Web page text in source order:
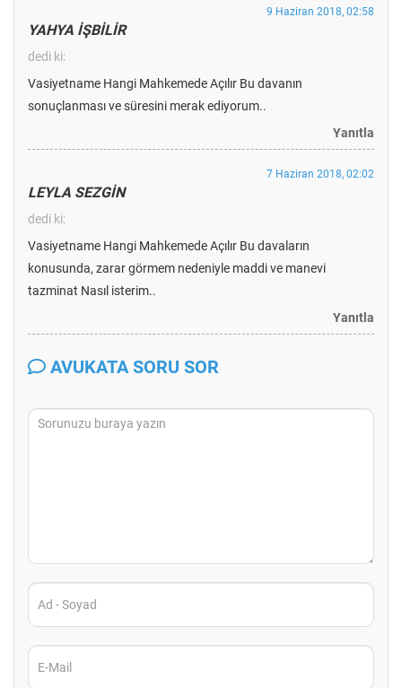
YAHYA İŞBİLİR
dedi ki:
9 Haziran 2018, 02:58
Vasiyetname Hangi Mahkemede Açılır Bu davanın
sonuçlanması ve süresini merak ediyorum..
Yanıtla
LEYLA SEZGİN
dedi ki:
7 Haziran 2018, 02:02
Vasiyetname Hangi Mahkemede Açılır Bu davaların
konusunda, zarar görmem nedeniyle maddi ve manevi
tazminat Nasıl isterim..
Yanıtla
AVUKATA SORU SOR